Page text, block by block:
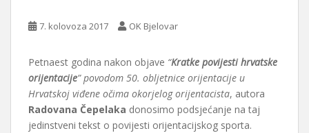
7. kolovoza 2017 OK Bjelovar
Petnaest godina nakon objave “Kratke povijesti hrvatske
orijentacije” povodom 50. obljetnice orijentacije u
Hrvatskoj viđene očima okorjelog orijentacista, autora
Radovana Čepelaka donosimo podsjećanje na taj
jedinstveni tekst o povijesti orijentacijskog sporta.